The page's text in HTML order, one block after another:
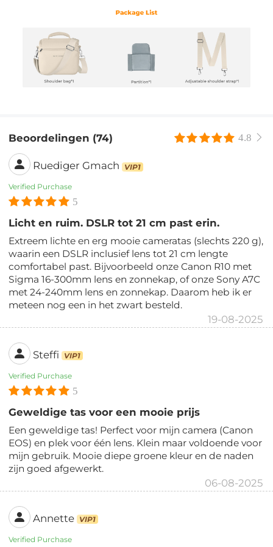
Beoordelingen (74) 4.8
Ruediger Gmach VIP1
Verified Purchase
5
Licht en ruim. DSLR tot 21 cm past erin.
Extreem lichte en erg mooie cameratas (slechts 220 g),
waarin een DSLR inclusief lens tot 21 cm lengte
comfortabel past. Bijvoorbeeld onze Canon R10 met
Sigma 16-300mm lens en zonnekap, of onze Sony A7C
met 24-240mm lens en zonnekap. Daarom heb ik er
meteen nog een in het zwart besteld.
19-08-2025
Steffi VIP1
Verified Purchase
5
Geweldige tas voor een mooie prijs
Een geweldige tas! Perfect voor mijn camera (Canon
EOS) en plek voor één lens. Klein maar voldoende voor
mijn gebruik. Mooie diepe groene kleur en de naden
zijn goed afgewerkt.
06-08-2025
Annette VIP1
Verified Purchase